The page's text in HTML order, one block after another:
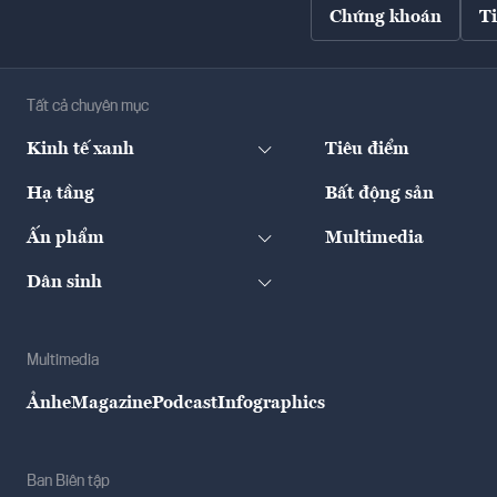
Chứng khoán
Tất cả chuyên mục
Kinh tế xanh Tiêu điểm
Hạ tầng Bất động sản
Ấn phẩm Multimedia
Dân sinh
Multimedia
ẢnheMagazinePodcastInfographics
Ban Biên tập